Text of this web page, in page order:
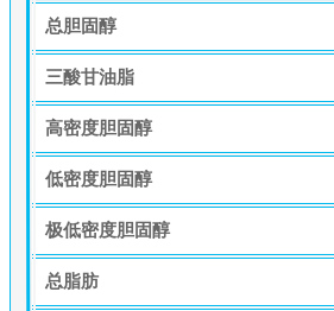
总胆固醇
三酸甘油脂
高密度胆固醇
低密度胆固醇
极低密度胆固醇
总脂肪